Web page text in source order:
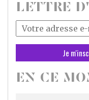
LETTRE
Votre
adresse
mail
*
EN CE